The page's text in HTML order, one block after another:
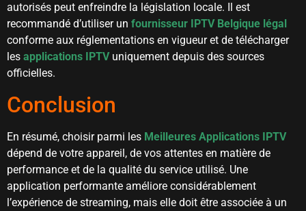
autorisés peut enfreindre la législation locale. Il est
recommandé d’utiliser un fournisseur IPTV Belgique légal
conforme aux réglementations en vigueur et de télécharger
les applications IPTV uniquement depuis des sources
officielles.
Conclusion
En résumé, choisir parmi les Meilleures Applications IPTV
dépend de votre appareil, de vos attentes en matière de
performance et de la qualité du service utilisé. Une
application performante améliore considérablement
l’expérience de streaming, mais elle doit être associée à un